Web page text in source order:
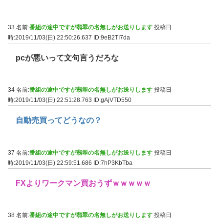
33 名前:番組の途中ですが翡翠の名無しがお送りします 投稿日
時:2019/11/03(日) 22:50:26.637 ID:9eB2TI7da
pcが悪いって文句言うだろな
34 名前:番組の途中ですが翡翠の名無しがお送りします 投稿日
時:2019/11/03(日) 22:51:28.763
ID:gAjVTD550
自動売買ってどうなの？
37 名前:番組の途中ですが翡翠の名無しがお送りします 投稿日
時:2019/11/03(日) 22:59:51.686 ID:7hP3KbTba
FXよりワークマン買おうずｗｗｗｗｗ
38 名前:番組の途中ですが翡翠の名無しがお送りします 投稿日